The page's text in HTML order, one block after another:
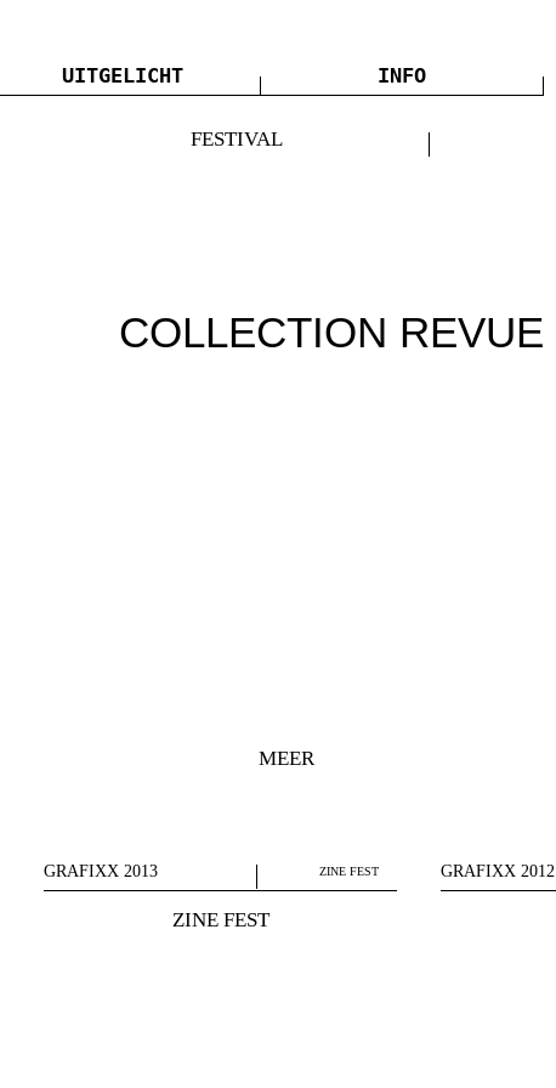
UITGELICHT INFO
FESTIVAL
COLLECTION REVUE
MEER
GRAFIXX 2013 ZINE FEST
ZINE FEST
GRAFIXX 2012